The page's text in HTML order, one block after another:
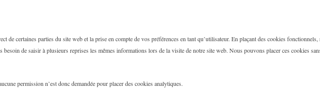
de certaines parties du site web et la prise en compte de vos préférences en tant qu’utilisateur. En plaçant des cookies
de saisir à plusieurs reprises les mêmes informations lors de la visite de notre site web. Nous pouvons placer ces cookies
permission n’est donc demandée pour placer des cookies analytiques.